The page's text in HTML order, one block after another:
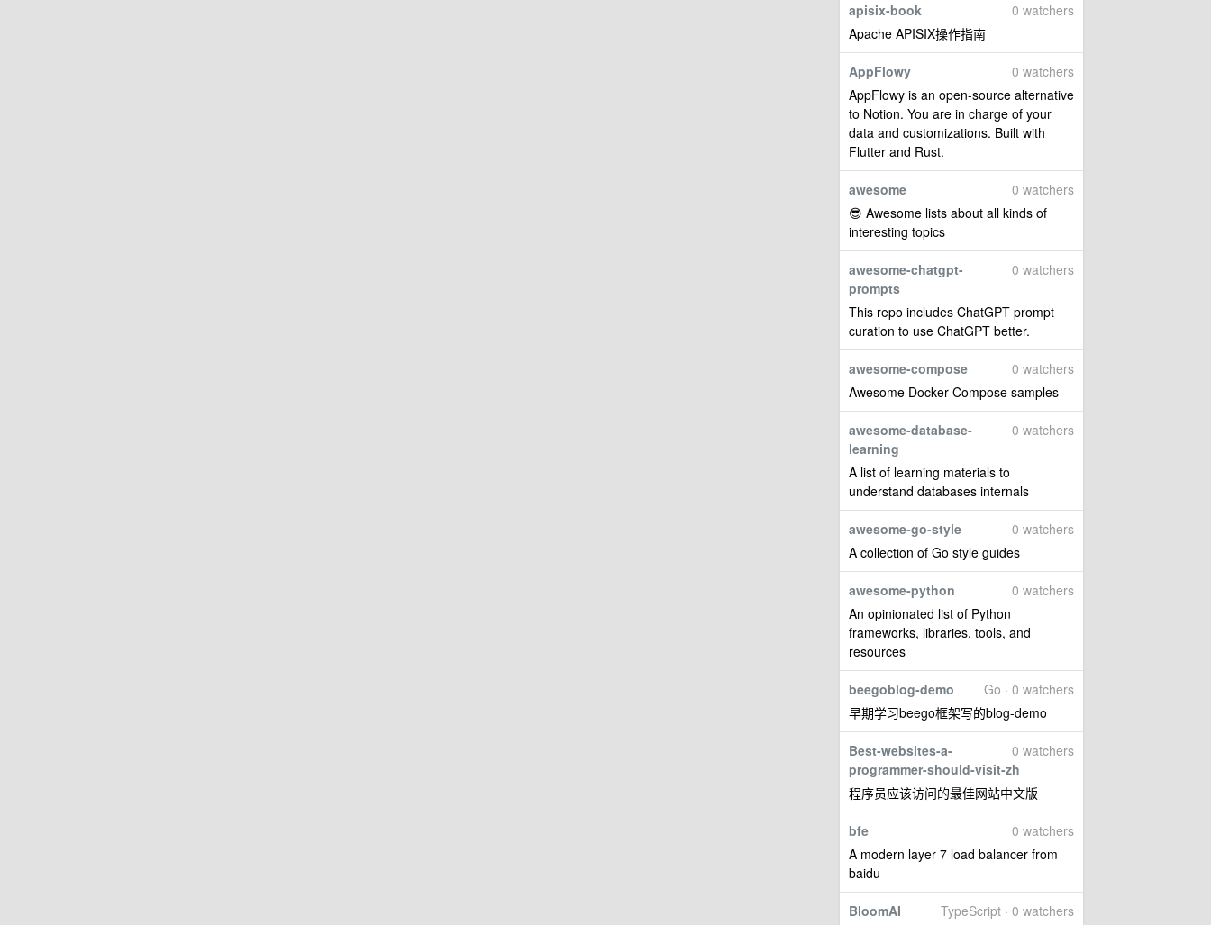
0 watchers
apisix-book
Apache APISIX操作指南
0 watchers
AppFlowy
AppFlowy is an open-source alternative
to Notion. You are in charge of your
data and customizations. Built with
Flutter and Rust.
0 watchers
awesome
😎 Awesome lists about all kinds of
interesting topics
0 watchers
awesome-chatgpt-
prompts
This repo includes ChatGPT prompt
curation to use ChatGPT better.
0 watchers
awesome-compose
Awesome Docker Compose samples
0 watchers
awesome-database-
learning
A list of learning materials to
understand databases internals
0 watchers
awesome-go-style
A collection of Go style guides
0 watchers
awesome-python
An opinionated list of Python
frameworks, libraries, tools, and
resources
Go · 0 watchers
beegoblog-demo
早期学习beego框架写的blog-demo
0 watchers
Best-websites-a-
programmer-should-visit-zh
程序员应该访问的最佳网站中文版
0 watchers
bfe
A modern layer 7 load balancer from
baidu
TypeScript · 0 watchers
BloomAI